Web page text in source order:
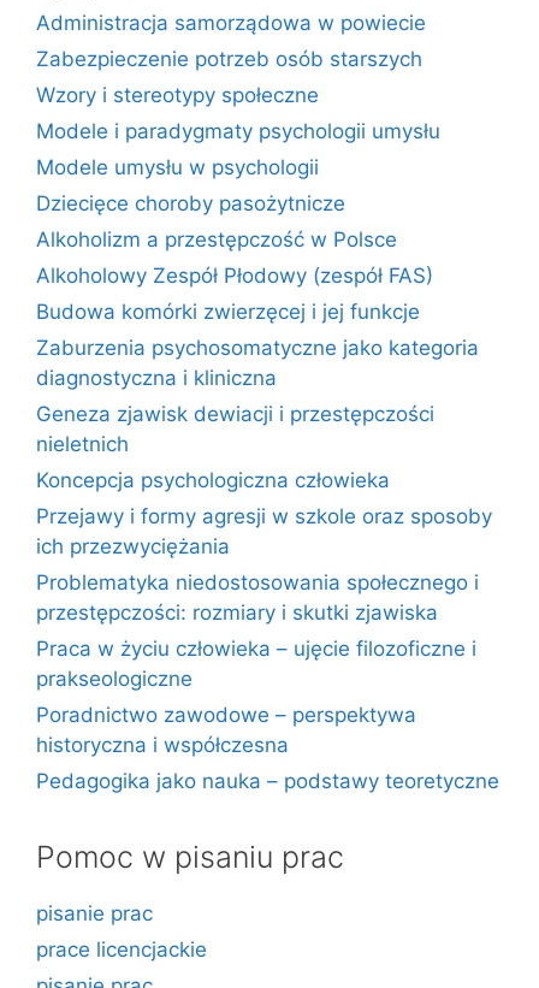
Administracja samorządowa w powiecie
Zabezpieczenie potrzeb osób starszych
Wzory i stereotypy społeczne
Modele i paradygmaty psychologii umysłu
Modele umysłu w psychologii
Dziecięce choroby pasożytnicze
Alkoholizm a przestępczość w Polsce
Alkoholowy Zespół Płodowy (zespół FAS)
Budowa komórki zwierzęcej i jej funkcje
Zaburzenia psychosomatyczne jako kategoria
diagnostyczna i kliniczna
Geneza zjawisk dewiacji i przestępczości
nieletnich
Koncepcja psychologiczna człowieka
Przejawy i formy agresji w szkole oraz sposoby
ich przezwyciężania
Problematyka niedostosowania społecznego i
przestępczości: rozmiary i skutki zjawiska
Praca w życiu człowieka – ujęcie filozoficzne i
prakseologiczne
Poradnictwo zawodowe – perspektywa
historyczna i współczesna
Pedagogika jako nauka – podstawy teoretyczne
Pomoc w pisaniu prac
pisanie prac
prace licencjackie